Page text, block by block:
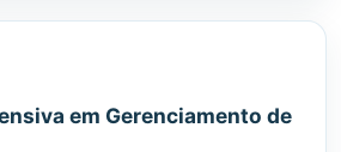
em Gerenciamento de